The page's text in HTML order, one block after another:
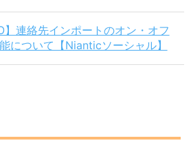
】連絡先インポートのオン・オフ
について【Nianticソーシャル】